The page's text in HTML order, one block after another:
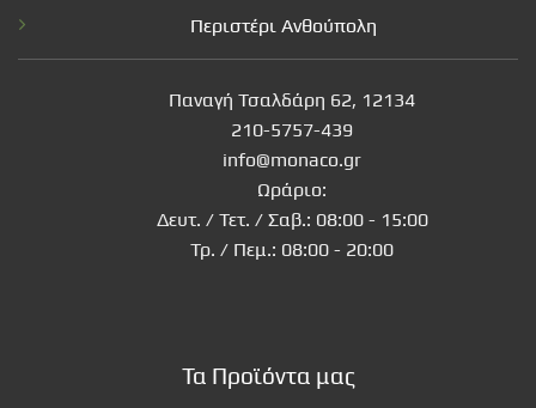
Περιστέρι Ανθούπολη
Παναγή Τσαλδάρη 62, 12134
210-5757-439
info@monaco.gr
Ωράριο:
Δευτ. / Τετ. / Σαβ.: 08:00 - 15:00
Τρ. / Πεμ.: 08:00 - 20:00
Τα Προϊόντα μας